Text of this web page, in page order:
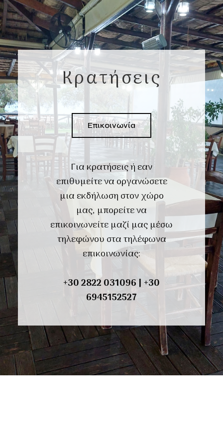
Κρατήσεις
Επικοινωνία
Για κρατήσεις ή εαν
επιθυμείτε να οργανώσετε
μια εκδήλωση στον χώρο
μας, μπορείτε να
επικοινωνείτε μαζί μας μέσω
τηλεφώνου στα τηλέφωνα
επικοινωνίας:
+302822 031096 | +30
6945152527